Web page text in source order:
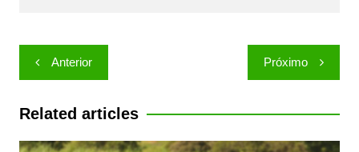
Navegação
de
Post
Anterior Próximo
Related articles